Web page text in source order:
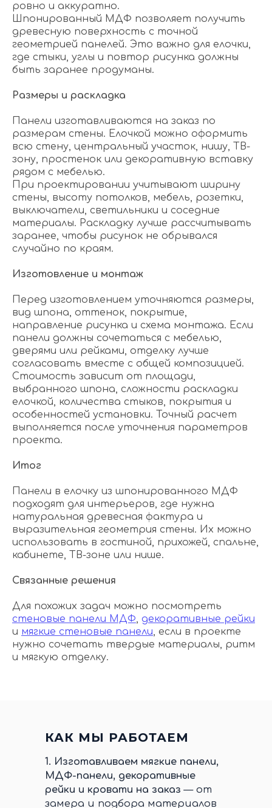
ровно и аккуратно.
Шпонированный МДФ позволяет получить
древесную поверхность с точной
геометрией панелей. Это важно для елочки,
где стыки, углы и повтор рисунка должны
быть заранее продуманы.
Размеры и раскладка
Панели изготавливаются на заказ по
размерам стены. Елочкой можно оформить
всю стену, центральный участок, нишу, ТВ-
зону, простенок или декоративную вставку
рядом с мебелью.
При проектировании учитывают ширину
стены, высоту потолков, мебель, розетки,
выключатели, светильники и соседние
материалы. Раскладку лучше рассчитывать
заранее, чтобы рисунок не обрывался
случайно по краям.
Изготовление и монтаж
Перед изготовлением уточняются размеры,
вид шпона, оттенок, покрытие,
направление рисунка и схема монтажа. Если
панели должны сочетаться с мебелью,
дверями или рейками, отделку лучше
согласовать вместе с общей композицией.
Стоимость зависит от площади,
выбранного шпона, сложности раскладки
елочкой, количества стыков, покрытия и
особенностей установки. Точный расчет
выполняется после уточнения параметров
проекта.
Итог
Панели в елочку из шпонированного МДФ
подходят для интерьеров, где нужна
натуральная древесная фактура и
выразительная геометрия стены. Их можно
использовать в гостиной, прихожей, спальне,
кабинете, ТВ-зоне или нише.
Связанные решения
Для похожих задач можно посмотреть
стеновые панели МДФ, декоративные рейки
и мягкие стеновые панели, если в проекте
нужно сочетать твердые материалы, ритм
и мягкую отделку.
КАК МЫ РАБОТАЕМ
1. Изготавливаем мягкие панели,
МДФ-панели, декоративные
рейки и кровати на заказ — от
замера и подбора материалов